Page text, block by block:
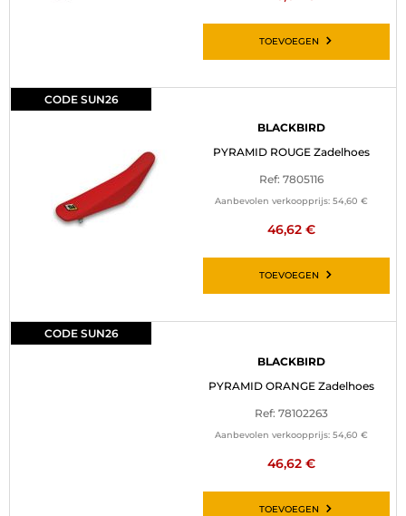
TOEVOEGEN
CODE SUN26
BLACKBIRD
PYRAMID ROUGE Zadelhoes
Ref: 7805116
Aanbevolen verkoopprijs: 54,60 €
46,62 €
TOEVOEGEN
CODE SUN26
BLACKBIRD
PYRAMID ORANGE Zadelhoes
Ref: 78102263
Aanbevolen verkoopprijs: 54,60 €
46,62 €
TOEVOEGEN